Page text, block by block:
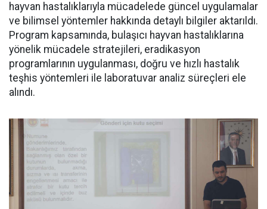
hayvan hastalıklarıyla mücadelede güncel uygulamalar
ve bilimsel yöntemler hakkında detaylı bilgiler aktarıldı.
Program kapsamında, bulaşıcı hayvan hastalıklarına
yönelik mücadele stratejileri, eradikasyon
programlarının uygulanması, doğru ve hızlı hastalık
teşhis yöntemleri ile laboratuvar analiz süreçleri ele
alındı.